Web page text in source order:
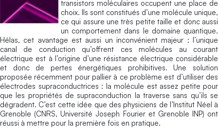
transistors moléculaires occupent une place de
choix. Ils sont constitués d’une molécule unique,
ce qui assure une très petite taille et donc aussi
un comportement dans le domaine quantique.
Hélas, cet avantage est aussi un inconvénient majeur : l’unique
canal de conduction qu’offrent ces molécules au courant
électrique est à l’origine d’une résistance électrique considérable
et donc de pertes énergétiques prohibitives. Une solution
proposée récemment pour pallier à ce problème est d’utiliser des
électrodes supraconductrices : la molécule est assez petite pour
que les propriétés de supraconduction la traverse sans qu’ils se
dégradent. C’est cette idée que des physiciens de l’Institut Néel à
Grenoble (CNRS, Université Joseph Fourier et Grenoble INP) ont
réussi à mettre pour la première fois en pratique.